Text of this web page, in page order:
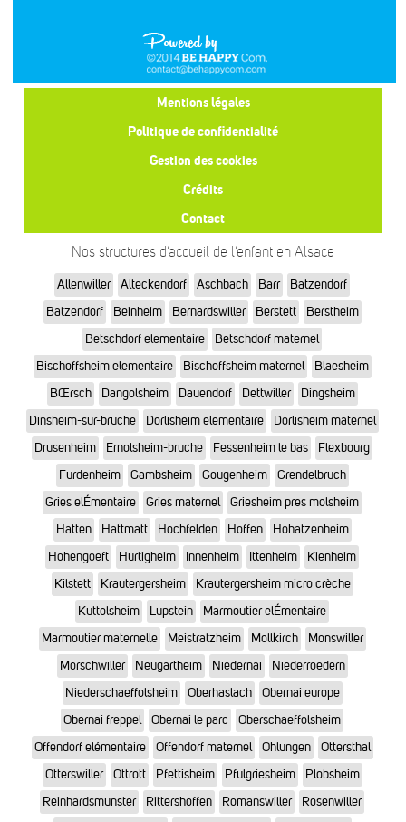
Mentions légales
Politique de confidentialité
Gestion des cookies
Crédits
Contact
Nos structures d’accueil de l’enfant en Alsace
Allenwiller Alteckendorf Aschbach Barr
Batzendorf
Batzendorf
Beinheim Bernardswiller Berstett
Berstheim
Betschdorf elementaire
Betschdorf maternel
Bischoffsheim elementaire
Bischoffsheim maternel
Blaesheim
BŒrsch
Dangolsheim Dauendorf Dettwiller
Dingsheim
Dinsheim-sur-bruche
Dorlisheim elementaire
Dorlisheim maternel
Drusenheim
Ernolsheim-bruche Fessenheim le bas
Flexbourg
Furdenheim
Gambsheim Gougenheim
Grendelbruch
Gries elÉmentaire
Gries maternel
Griesheim pres molsheim
Hatten
Hattmatt Hochfelden Hoffen
Hohatzenheim
Hohengoeft
Hurtigheim Innenheim Ittenheim
Kienheim
Kilstett
Krautergersheim
Krautergersheim micro crèche
Kuttolsheim
Lupstein
Marmoutier elÉmentaire
Marmoutier maternelle
Meistratzheim Mollkirch
Monswiller
Morschwiller
Neugartheim Niedernai
Niederroedern
Niederschaeffolsheim
Oberhaslach
Obernai europe
Obernai freppel
Obernai le parc
Oberschaeffolsheim
Offendorf elémentaire
Offendorf maternel Ohlungen
Ottersthal
Otterswiller
Ottrott Pfettisheim Pfulgriesheim
Plobsheim
Reinhardsmunster
Rittershoffen Romanswiller
Rosenwiller